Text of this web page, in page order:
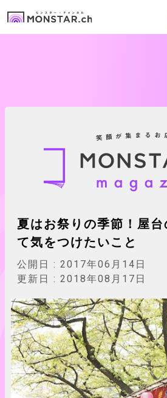
夏はお祭りの季節！屋
て気をつけたいこと
公開日 : 2017年06月14日
更新日 : 2018年08月17日